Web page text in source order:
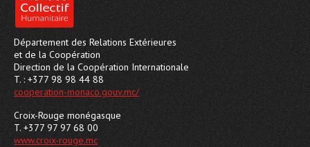
Département des Relations Extérieures
et de la Coopération
Direction de la Coopération Internationale
T. : +377 98 98 44 88
cooperation-monaco.gouv.mc/
Croix-Rouge monégasque
T. +377 97 97 68 00
www.croix-rouge.mc